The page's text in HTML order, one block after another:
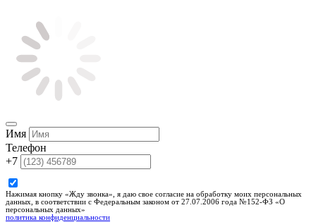
Имя
Телефон
+7
Нажимая кнопку «Жду звонка», я даю свое согласие на обработку моих персональных
данных, в соответствии с Федеральным законом от 27.07.2006 года №152-ФЗ «О
персональных данных»
политика конфиденциальности